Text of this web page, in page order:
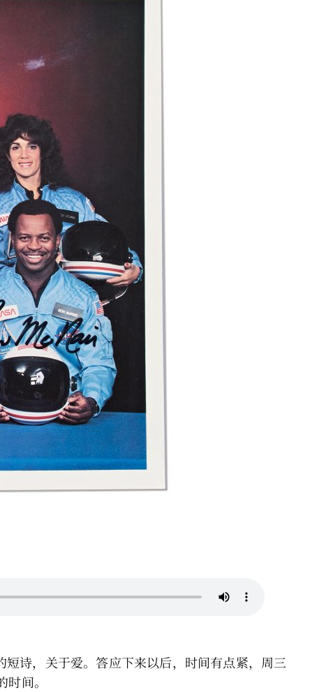
诗，关于爱。答应下来以后，时间有点紧，周三
间。